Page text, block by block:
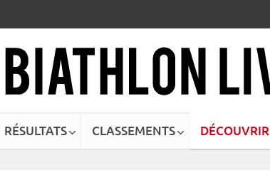
RÉSULTATS CLASSEMENTS DÉCOUVRIR